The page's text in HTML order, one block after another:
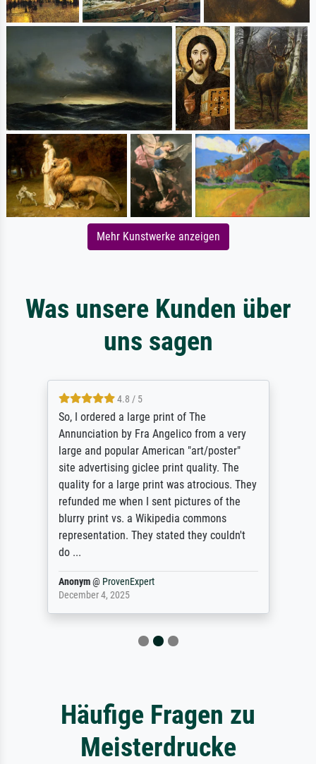
Mehr Kunstwerke anzeigen
Was unsere Kunden über
uns sagen
4.8 / 5
So, I ordered a large print of The
Annunciation by Fra Angelico from a very
large and popular American "art/poster"
site advertising giclee print quality. The
quality for a large print was atrocious. They
refunded me when I sent pictures of the
blurry print vs. a Wikipedia commons
representation. They stated they couldn't
do ...
Anonym@ ProvenExpert
December 4, 2025
Häufige Fragen zu
Meisterdrucke